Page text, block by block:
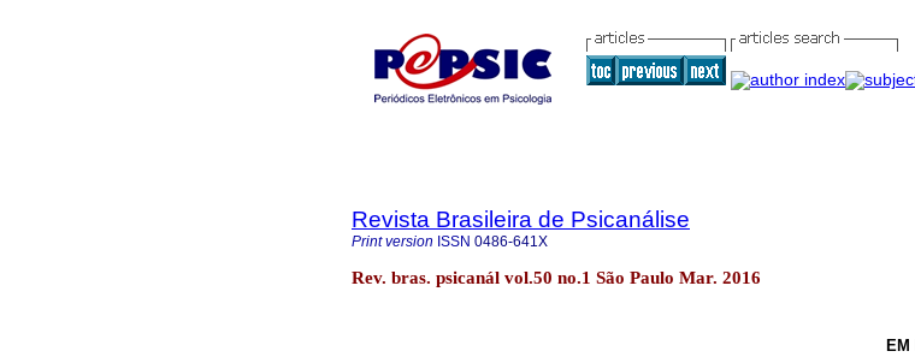
Revista Brasileira de Psicanálise
Print version ISSN 0486-641X
Rev. bras. psicanál vol.50 no.1 São Paulo Mar. 2016
EM